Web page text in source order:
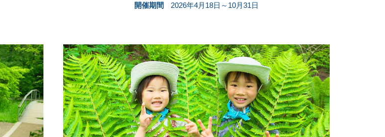
開催期間 2026年4月18日～10月31日